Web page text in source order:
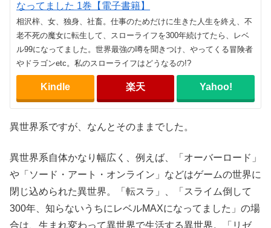
なってました 1巻【電子書籍】
相沢梓、女、独身、社畜。仕事のためだけに生きた人生を終え、不
老不死の魔女に転生して、スローライフを300年続けてたら、レベ
ル99になってました。世界最強の噂を聞きつけ、やってくる冒険者
やドラゴンetc。私のスローライフはどうなるの!?
Kindle 楽天 Yahoo!
異世界系ですが、なんとそのままでした。
異世界系自体かなり幅広く、例えば、「オーバーロード」
や「ソード・アート・オンライン」などはゲームの世界に
閉じ込められた異世界。「転スラ」、「スライム倒して
300年、知らないうちにレベルMAXになってました」の場
合は、生まれ変わって異世界で生活する異世界。「リゼ